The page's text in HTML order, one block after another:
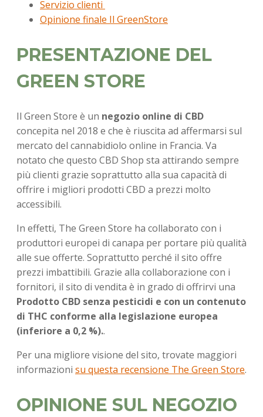
Servizio clienti
Opinione finale Il GreenStore
PRESENTAZIONE DEL
GREEN STORE
Il Green Store è un negozio online di CBD
concepita nel 2018 e che è riuscita ad affermarsi sul
mercato del cannabidiolo online in Francia. Va
notato che questo CBD Shop sta attirando sempre
più clienti grazie soprattutto alla sua capacità di
offrire i migliori prodotti CBD a prezzi molto
accessibili.
In effetti, The Green Store ha collaborato con i
produttori europei di canapa per portare più qualità
alle sue offerte. Soprattutto perché il sito offre
prezzi imbattibili. Grazie alla collaborazione con i
fornitori, il sito di vendita è in grado di offrirvi una
Prodotto CBD senza pesticidi e con un contenuto
di THC conforme alla legislazione europea
(inferiore a 0,2 %)..
Per una migliore visione del sito, trovate maggiori
informazioni su questa recensione The Green Store.
OPINIONE SUL NEGOZIO